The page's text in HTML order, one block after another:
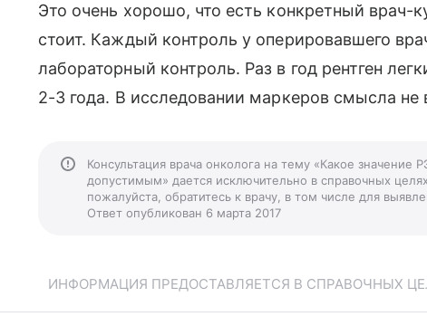
Это очень хорошо, что есть конкретный врач-
стоит. Каждый контроль у оперировавшего
лабораторный контроль. Раз в год рентген
2-3 года. В исследовании маркеров смысла
Консультация врача онколога на тему «Какое значение
допустимым» дается исключительно в справочных
пожалуйста, обратитесь к врачу, в том числе для
Ответ опубликован 6 марта 2017
ИНФОРМАЦИЯ ПРЕДОСТАВЛЯЕТСЯ В СПРАВОЧНЫХ